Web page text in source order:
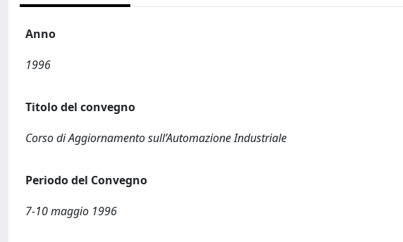
Anno
1996
Titolo del convegno
Corso di Aggiornamento sull’Automazione Industriale
Periodo del Convegno
7-10 maggio 1996